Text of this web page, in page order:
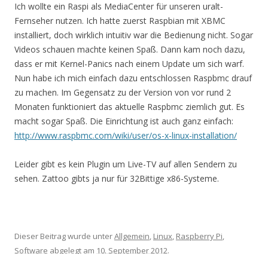
Ich wollte ein Raspi als MediaCenter für unseren uralt-
Fernseher nutzen. Ich hatte zuerst Raspbian mit XBMC
installiert, doch wirklich intuitiv war die Bedienung nicht. Sogar
Videos schauen machte keinen Spaß. Dann kam noch dazu,
dass er mit Kernel-Panics nach einem Update um sich warf.
Nun habe ich mich einfach dazu entschlossen Raspbmc drauf
zu machen. Im Gegensatz zu der Version von vor rund 2
Monaten funktioniert das aktuelle Raspbmc ziemlich gut. Es
macht sogar Spaß. Die Einrichtung ist auch ganz einfach:
http://www.raspbmc.com/wiki/user/os-x-linux-installation/
Leider gibt es kein Plugin um Live-TV auf allen Sendern zu
sehen. Zattoo gibts ja nur für 32Bittige x86-Systeme.
Dieser Beitrag wurde unterAllgemein, Linux, Raspberry Pi,
Software abgelegt am 10. September 2012.